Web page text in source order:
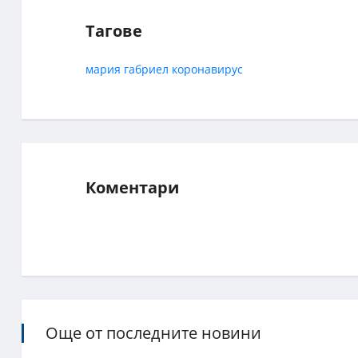
Тагове
мария габриел коронавирус
Коментари
Още от последните новини